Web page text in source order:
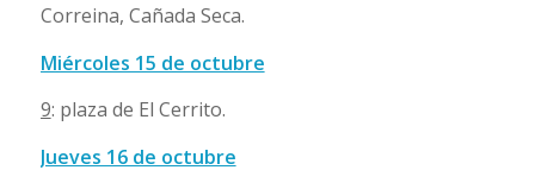
Correina, Cañada Seca.
Miércoles 15 de octubre
9: plaza de El Cerrito.
Jueves 16 de octubre